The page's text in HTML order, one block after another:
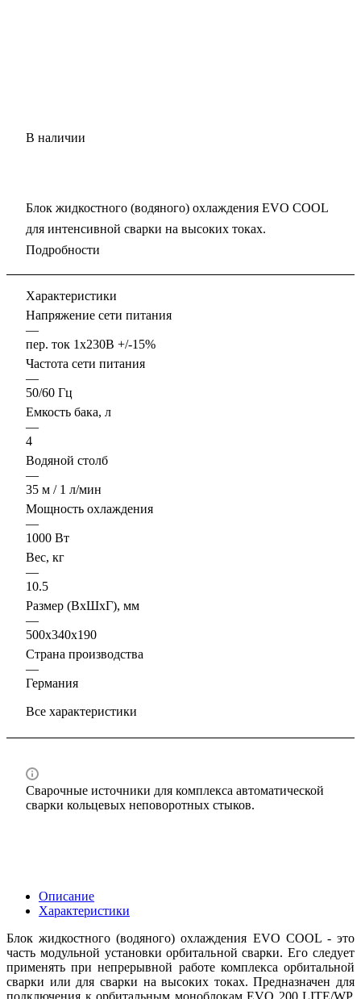
В наличии
Блок жидкостного (водяного) охлаждения EVO COOL
для интенсивной сварки на высоких токах.
Подробности
Характеристики
Напряжение сети питания
—
пер. ток 1х230В +/-15%
Частота сети питания
—
50/60 Гц
Емкость бака, л
—
4
Водяной столб
—
35 м / 1 л/мин
Мощность охлаждения
—
1000 Вт
Вес, кг
—
10.5
Размер (ВхШхГ), мм
—
500х340х190
Страна производства
—
Германия
Все характеристики
Сварочные источники для комплекса автоматической
сварки кольцевых неповоротных стыков.
Описание
Характеристики
Блок жидкостного (водяного) охлаждения EVO COOL - это
часть модульной установки орбитальной сварки. Его следует
применять при непрерывной работе комплекса орбитальной
сварки или для сварки на высоких токах. Предназначен для
подключения к орбитальным моноблокам EVO 200 LITE/WP.